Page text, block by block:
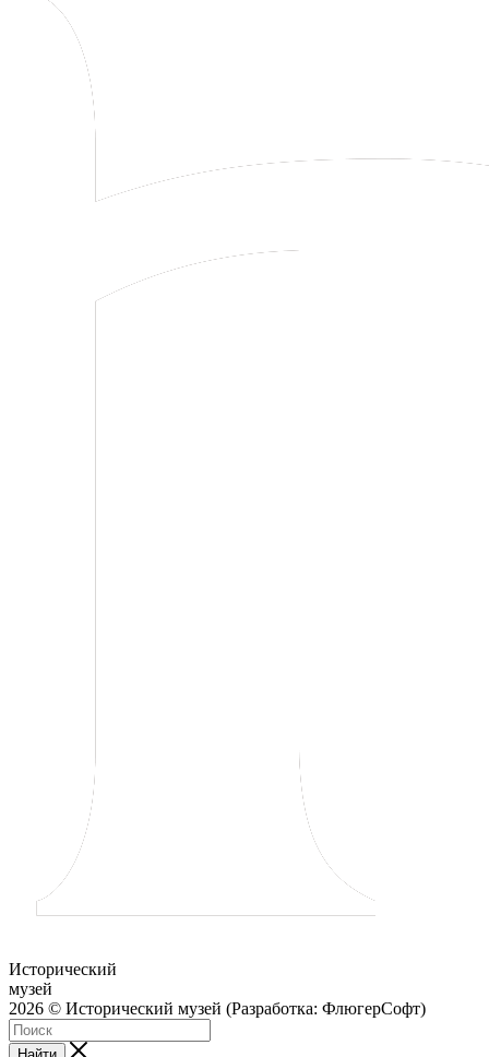
Исторический
музей
2026 © Исторический музей (Разработка: ФлюгерСофт)